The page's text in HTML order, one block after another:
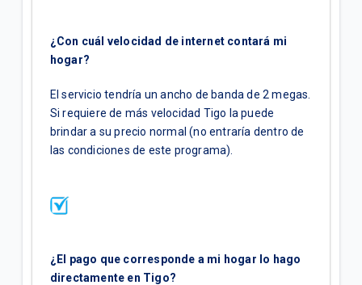
¿Con cuál velocidad de internet contará mi
hogar?
El servicio tendría un ancho de banda de 2 megas.
Si requiere de más velocidad Tigo la puede
brindar a su precio normal (no entraría dentro de
las condiciones de este programa).
¿El pago que corresponde a mi hogar lo hago
directamente en Tigo?